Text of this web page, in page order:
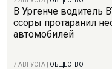
В Ургенче водитель
ссоры протаранил
автомобилей
7 АВГУСТА ОБЩЕСТВО